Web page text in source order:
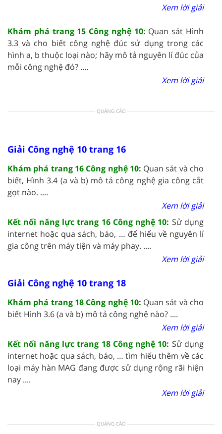
Xem lời giải
Khám phá trang 15 Công nghệ 10: Quan sát Hình
3.3 và cho biết công nghệ đúc sử dụng trong các
hình a, b thuộc loại nào; hãy mô tả nguyên lí đúc của
mỗi công nghệ đó? ....
Xem lời giải
QUẢNG CÁO
Giải Công nghệ 10 trang 16
Khám phá trang 16 Công nghệ 10: Quan sát và cho
biết, Hình 3.4 (a và b) mô tả công nghệ gia công cắt
gọt nào. ....
Xem lời giải
Kết nối năng lực trang 16 Công nghệ 10: Sử dụng
internet hoặc qua sách, báo, … để hiểu về nguyên lí
gia công trên máy tiện và máy phay. ....
Xem lời giải
Giải Công nghệ 10 trang 18
Khám phá trang 18 Công nghệ 10: Quan sát và cho
biết Hình 3.6 (a và b) mô tả công nghệ nào? ....
Xem lời giải
Kết nối năng lực trang 18 Công nghệ 10: Sử dụng
internet hoặc qua sách, báo, … tìm hiểu thêm về các
loại máy hàn MAG đang được sử dụng rộng rãi hiện
nay ....
Xem lời giải
QUẢNG CÁO